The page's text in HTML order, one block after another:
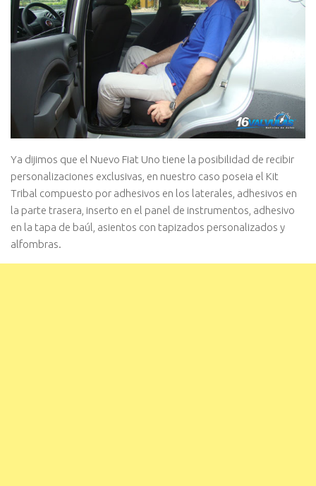
Ya dijimos que el Nuevo Fiat Uno tiene la posibilidad de recibir
personalizaciones exclusivas, en nuestro caso poseia el Kit
Tribal compuesto por adhesivos en los laterales, adhesivos en
la parte trasera, inserto en el panel de instrumentos, adhesivo
en la tapa de baúl, asientos con tapizados personalizados y
alfombras.